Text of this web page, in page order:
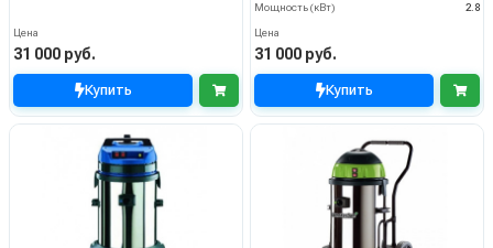
Цена
31 000 руб.
Купить
Мощность (кВт)
2.8
Цена
31 000 руб.
Купить